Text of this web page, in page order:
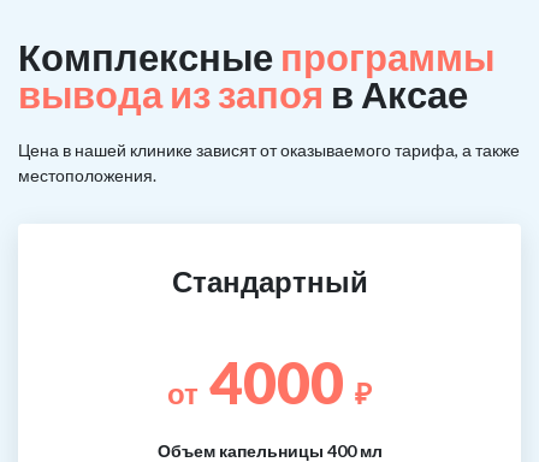
Комплексные программы
вывода из запоя в Аксае
Цена в нашей клинике зависят от оказываемого тарифа, а также
местоположения.
Стандартный
от 4000 ₽
Объем капельницы 400 мл